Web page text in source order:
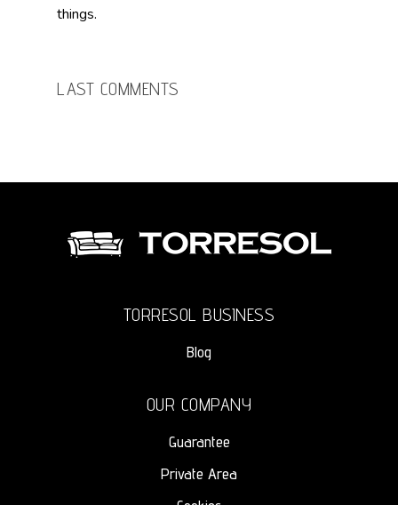
things.
LAST COMMENTS
TORRESOL BUSINESS
Blog
OUR COMPANY
Guarantee
Private Area